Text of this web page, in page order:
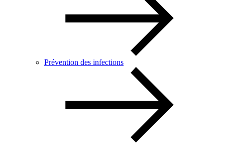
Prévention des infections